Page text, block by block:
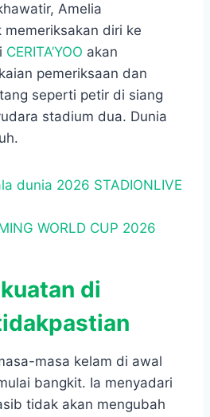
Amelia
diri ke
CERITA’YOO akan
pemeriksaan dan
seperti petir di siang
stadium dua. Dunia
di
masa kelam di awal
bangkit. Ia menyadari
tidak akan mengubah